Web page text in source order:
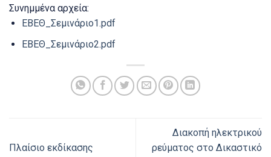
Συνημμένα αρχεία:
ΕΒΕΘ_Σεμινάριο1.pdf
ΕΒΕΘ_Σεμινάριο2.pdf
Πλαίσιο εκδίκασης
Διακοπή ηλεκτρικού
ρεύματος στο Δικαστικό